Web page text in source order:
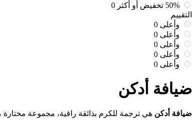
50% تخفيض أو أكثر
0
التقييم
وأعلى 0
وأعلى 0
وأعلى 0
وأعلى 0
وأعلى 0
ضيافة أدكن
ضيافة أدكن هي ترجمة للكرم بذائقة راقية، مجموعة